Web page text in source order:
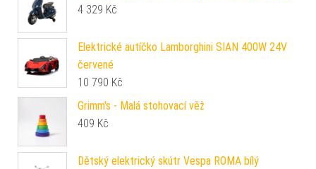
4 329 Kč
Elektrické autíčko Lamborghini SIAN 400W 24V
červené
10 790 Kč
Grimm's - Malá stohovací věž
409 Kč
Dětský elektrický skútr Vespa ROMA bílý